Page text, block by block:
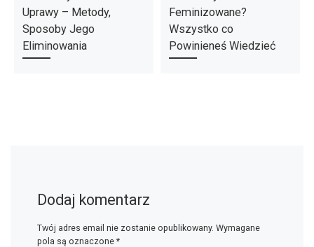
Uprawy – Metody,
Sposoby Jego
Eliminowania
Feminizowane?
Wszystko co
Powinieneś Wiedzieć
Dodaj komentarz
Twój adres email nie zostanie opublikowany. Wymagane
pola są oznaczone *